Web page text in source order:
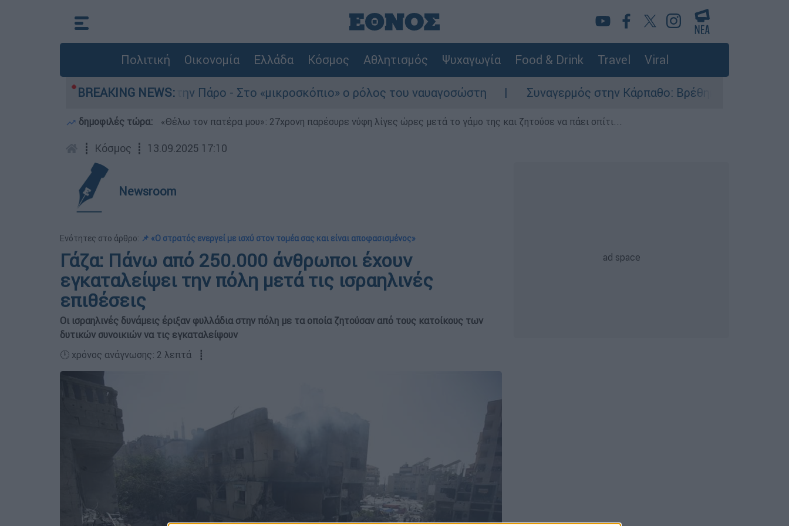
Πολιτική Οικονομία Ελλάδα Κόσμος Αθλητισμός Ψυχαγωγία Food & Drink Travel Viral
BREAKING NEWS:
θάνατο του 4χρονου στην Πάρο - Στο «μικροσκόπιο» ο ρόλος του ναυαγοσώστη Συναγερμός στην Κάρπαθο: Βρέθηκαν παλιά
δημοφιλές τώρα: «Θέλω τον πατέρα μου»: 27χρονη παρέσυρε νύφη λίγες ώρες μετά το γάμο της και ζητούσε να πάει σπίτι...
┋ Κόσμος ┋ 13.09.2025 17:10
Newsroom
Ενότητες στο άρθρο: 📌 «Ο στρατός ενεργεί με ισχύ στον τομέα σας και είναι αποφασισμένος»
Γάζα: Πάνω από 250.000 άνθρωποι έχουν
εγκαταλείψει την πόλη μετά τις ισραηλινές
επιθέσεις
Οι ισραηλινές δυνάμεις έριξαν φυλλάδια στην πόλη με τα οποία ζητούσαν από τους κατοίκους των
δυτικών συνοικιών να τις εγκαταλείψουν
🕛 χρόνος ανάγνωσης: 2 λεπτά ┋